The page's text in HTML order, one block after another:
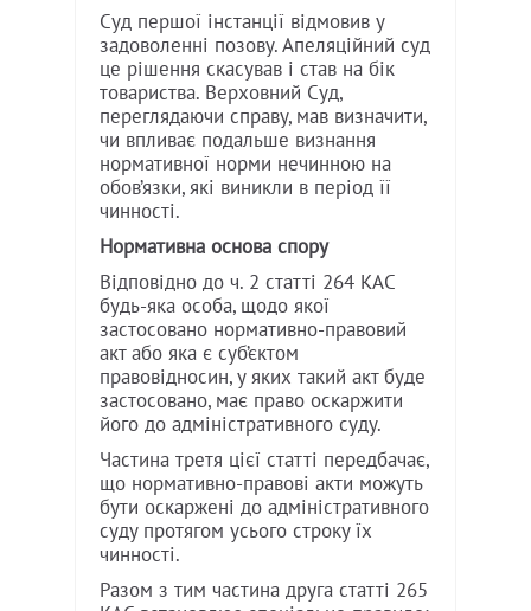
Суд першої інстанції відмовив у
задоволенні позову. Апеляційний суд
це рішення скасував і став на бік
товариства. Верховний Суд,
переглядаючи справу, мав визначити,
чи впливає подальше визнання
нормативної норми нечинною на
обов’язки, які виникли в період її
чинності.
Нормативна основа спору
Відповідно до ч. 2 статті 264 КАС
будь-яка особа, щодо якої
застосовано нормативно-правовий
акт або яка є суб’єктом
правовідносин, у яких такий акт буде
застосовано, має право оскаржити
його до адміністративного суду.
Частина третя цієї статті передбачає,
що нормативно-правові акти можуть
бути оскаржені до адміністративного
суду протягом усього строку їх
чинності.
Разом з тим частина друга статті 265